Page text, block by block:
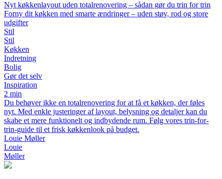
Nyt køkkenlayout uden totalrenovering – sådan gør du trin for trin
Forny dit køkken med smarte ændringer – uden støv, rod og store
udgifter
Stil
Stil
Køkken
Indretning
Bolig
Gør det selv
Inspiration
2 min
Du behøver ikke en totalrenovering for at få et køkken, der føles
nyt. Med enkle justeringer af layout, belysning og detaljer kan du
skabe et mere funktionelt og indbydende rum. Følg vores trin-for-
trin-guide til et frisk køkkenlook på budget.
Louie Møller
Louie
Møller